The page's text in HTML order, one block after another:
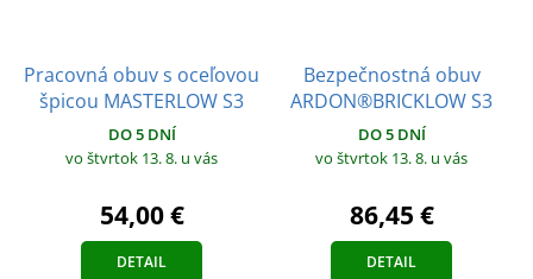
Pracovná obuv s oceľovou
špicou MASTERLOW S3
DO 5 DNÍ
vo štvrtok 13. 8. u vás
54,00 €
DETAIL
Bezpečnostná obuv
ARDON®BRICKLOW S3
DO 5 DNÍ
vo štvrtok 13. 8. u vás
86,45 €
DETAIL